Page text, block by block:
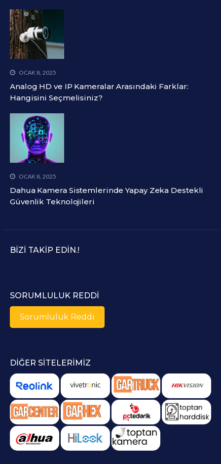
OCAK 8, 2025
Analog HD ve IP Kameralar Arasındaki Farklar:
Hangisini Seçmelisiniz?
OCAK 8, 2025
Dahua Kamera Sistemlerinde Yapay Zeka Destekli
Güvenlik Teknolojileri
BIZI TAKIP EDIN.!
SORUMLULUK REDDI
Sorumluluk Reddi
DIĞER SITELERIMIZ